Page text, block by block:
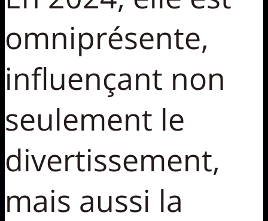
omniprésente,
influençant non
seulement le
divertissement,
mais aussi la